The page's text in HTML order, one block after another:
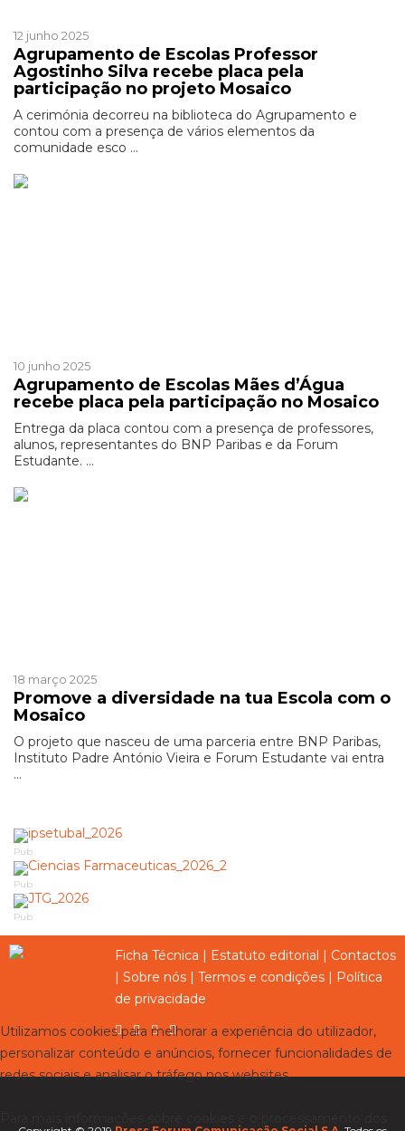
12 junho 2025
Agrupamento de Escolas Professor
Agostinho Silva recebe placa pela
participação no projeto Mosaico
A cerimónia decorreu na biblioteca do Agrupamento e
contou com a presença de vários elementos da
comunidade esco ...
10 junho 2025
Agrupamento de Escolas Mães d’Água
recebe placa pela participação no Mosaico
Entrega da placa contou com a presença de professores,
alunos, representantes do BNP Paribas e da Forum
Estudante. ...
18 março 2025
Promove a diversidade na tua Escola com o
Mosaico
O projeto que nasceu de uma parceria entre BNP Paribas,
Instituto Padre António Vieira e Forum Estudante vai entra
...
Pub
Pub
Pub
Ficha Técnica | Estatuto editorial | Contactos
| Sobre nós | Termos e condições | Política
de privacidade
Utilizamos cookies para melhorar a experiência do utilizador,
personalizar conteúdo e anúncios, fornecer funcionalidades de
redes sociais e analisar o tráfego nos websites.